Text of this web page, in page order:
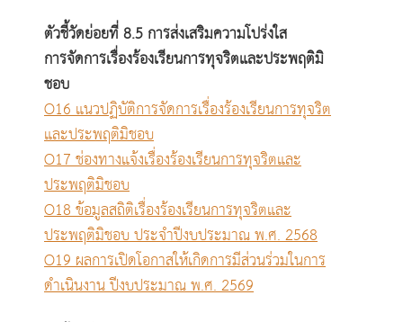
ตัวชี้วัดย่อยที่ 8.5 การส่งเสริมความโปร่งใส
การจัดการเรื่องร้องเรียนการทุจริตและประพฤติมิ
ชอบ
O16 แนวปฏิบัติการจัดการเรื่องร้องเรียนการทุจริต
และประพฤติมิชอบ
O17 ช่องทางแจ้งเรื่องร้องเรียนการทุจริตและ
ประพฤติมิชอบ
O18 ข้อมูลสถิติเรื่องร้องเรียนการทุจริตและ
ประพฤติมิชอบ ประจำปีงบประมาณ พ.ศ. 2568
O19 ผลการเปิดโอกาสให้เกิดการมีส่วนร่วมในการ
ดำเนินงาน ปีงบประมาณ พ.ศ. 2569